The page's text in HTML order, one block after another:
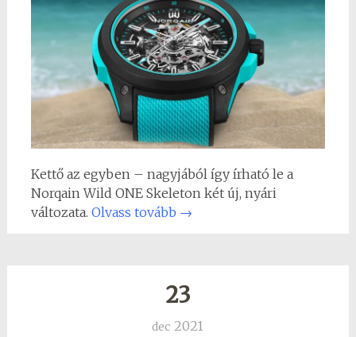
Kettő az egyben – nagyjából így írható le a
Norqain Wild ONE Skeleton két új, nyári
változata. Olvass tovább →
23
dec 2021